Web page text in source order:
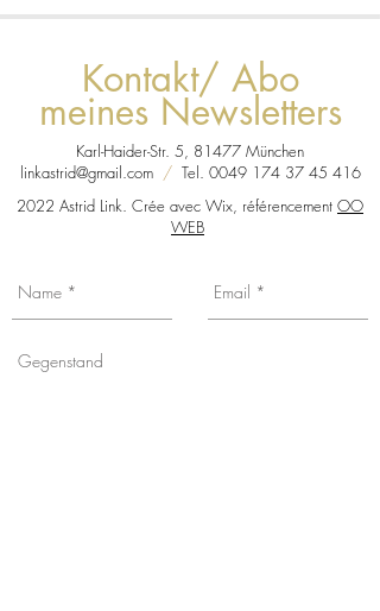
Kontakt/ Abo
meines Newsletters
Karl-Haider-Str. 5, 81477 München
linkastrid@gmail.com /Tel. 0049 174 37 45 416
2022 Astrid Link. Crée avec Wix, référencement OO
WEB